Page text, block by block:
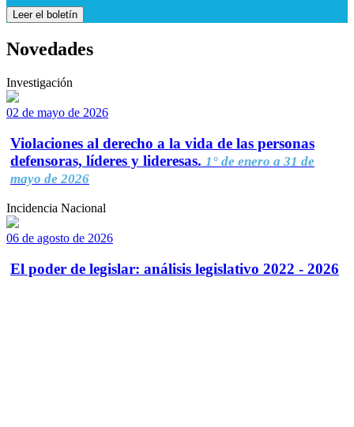
Leer el boletín
Novedades
Investigación
02 de mayo de 2026
Violaciones al derecho a la vida de las personas
defensoras, líderes y lideresas. 1° de enero a 31 de
mayo de 2026
Incidencia Nacional
06 de agosto de 2026
El poder de legislar: análisis legislativo 2022 - 2026